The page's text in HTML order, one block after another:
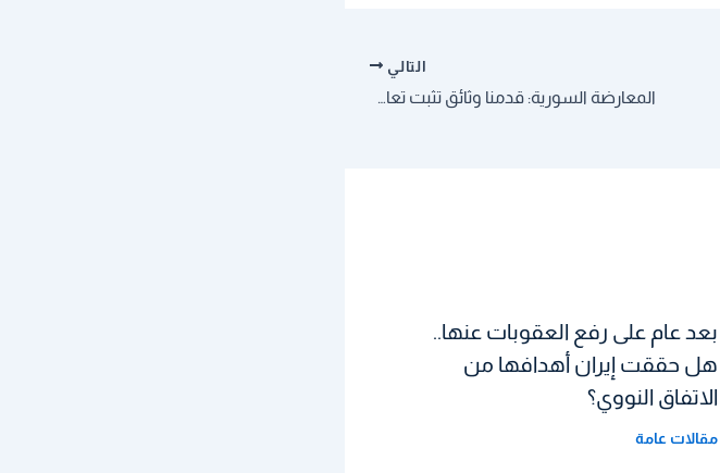
التالي
المعارضة السورية: قدمنا وثائق تثبت تعاون دمشق مع داعش
بعد عام على رفع العقوبات عنها..
هل حققت إيران أهدافها من
الاتفاق النووي؟
مقالات عامة